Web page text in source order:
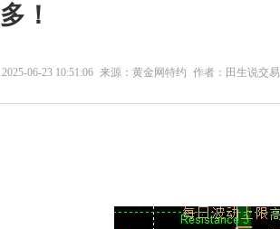
多！
2025-06-23 10:51:06 来源：黄金网特约 作者：田生说交易